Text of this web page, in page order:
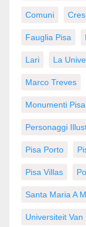
Comuni
Fauglia Pisa
Lari La
Marco Treves
Monumenti Pisa
Personaggi
Pisa Porto
Pisa Villas
Santa Maria A
Universiteit Van